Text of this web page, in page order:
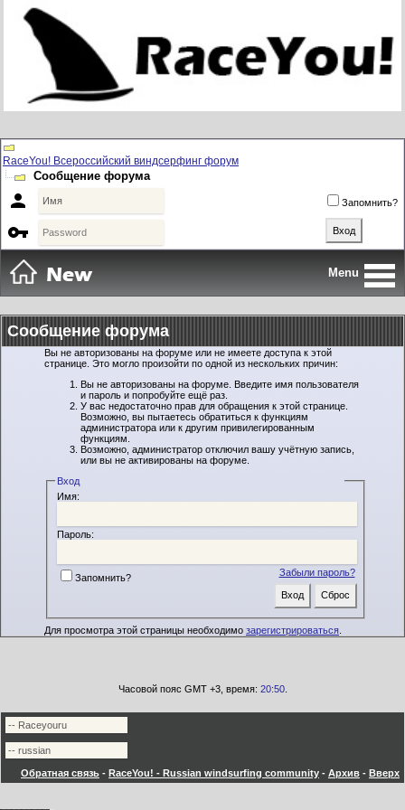
RaceYou! Всероссийский виндсерфинг форум
Сообщение форума
 Запомнить?

Menu
Сообщение форума
Вы не авторизованы на форуме или не имеете доступа к этой
странице. Это могло произойти по одной из нескольких причин:
Вы не авторизованы на форуме. Введите имя пользователя
и пароль и попробуйте ещё раз.
У вас недостаточно прав для обращения к этой странице.
Возможно, вы пытаетесь обратиться к функциям
администратора или к другим привилегированным
функциям.
Возможно, администратор отключил вашу учётную запись,
или вы не активированы на форуме.
Вход
Имя:
Пароль:
Забыли пароль?
Запомнить?
Для просмотра этой страницы необходимо зарегистрироваться
Часовой пояс GMT +3, время: 20:50.
Обратная связь - RaceYou! - Russian windsurfing community - Архив - Вверх